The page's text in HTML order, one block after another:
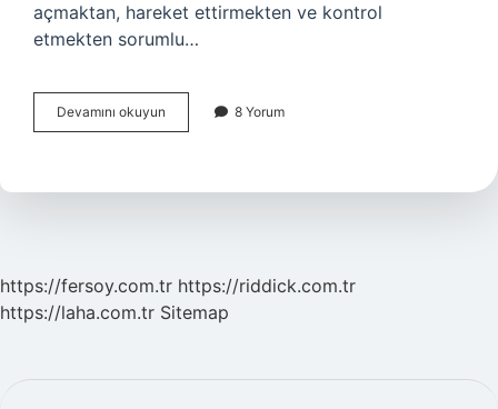
açmaktan, hareket ettirmekten ve kontrol
etmekten sorumlu…
Devamını okuyun
Gücü
8 Yorum
https://fersoy.com.tr https://riddick.com.tr
https://laha.com.tr Sitemap